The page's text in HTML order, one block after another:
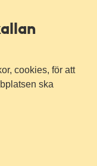
cookies, för att
ska